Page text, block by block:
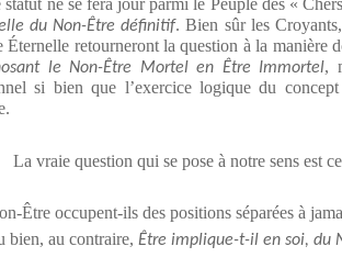
ne se fera jour parmi le Peuple des «
du Non-Être définitif. Bien sûr les
Éternelle retourneront la question à la manière
le Non-Être Mortel en Être Immortel,
si bien que l’exercice logique du
La vraie question qui se pose à notre sens est
Être occupent-ils des positions séparées à
bien, au contraire, Être implique-t-il en soi, du